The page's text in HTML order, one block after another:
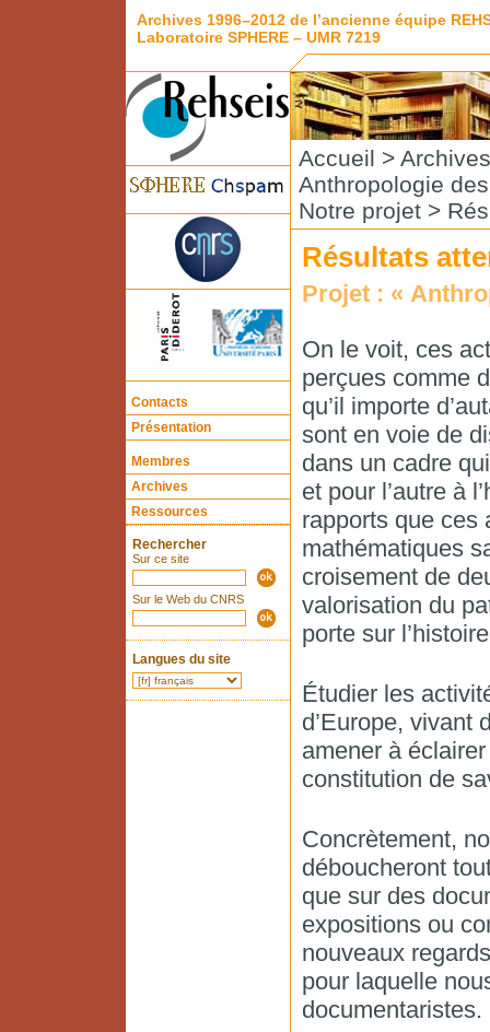
Archives 1996–2012 de l’ancienne équipe
Laboratoire SPHERE – UMR 7219
Contacts
Présentation
Membres
Archives
Ressources
Rechercher
Sur ce site
Sur le Web du CNRS
Langues du site
Accueil > Archives
Anthropologie
Notre projet>
Résultats
Projet : «
On le voit, ces
perçues comme
qu’il importe
sont en voie de
dans un cadre
et pour l’autre à
rapports que ces
mathématiques
croisement de
valorisation du
porte sur
Étudier les
d’Europe, vivant
amener à
constitution de
Concrètement,
déboucheront
que sur des
expositions ou
nouveaux
pour laquelle
documentaristes.